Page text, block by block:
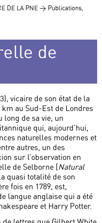
DE LA PNE > Publications,
de
vicaire de son état de la
au Sud-Est de Londres
long de sa vie, un
qui, aujourd’hui,
naturelles modernes et
autres, un des
sur l’observation en
de Selborne [Natural
quasi totalité de son
fois en 1789, est,
langue anglaise qui a été
et Harry Potter.